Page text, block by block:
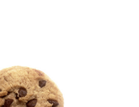
MEDIASSA